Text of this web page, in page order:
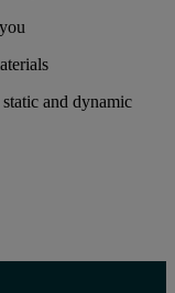
and dynamic